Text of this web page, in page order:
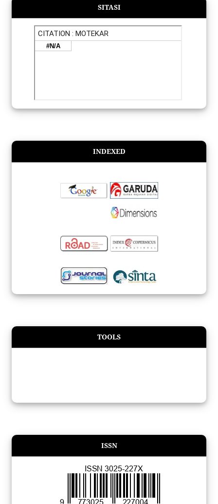
SITASI
INDEXED
TOOLS
ISSN